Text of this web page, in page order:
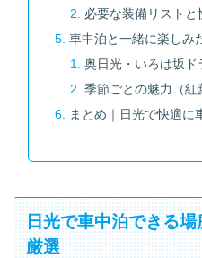
必要な装備リストと
車中泊と一緒に楽しみ
奥日光・いろは坂ド
季節ごとの魅力（紅
まとめ｜日光で快適に
日光で車中泊できる
厳選